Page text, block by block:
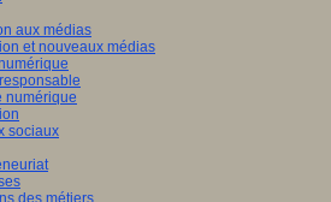
aux médias
et nouveaux médias
numérique
sociaux
des métiers